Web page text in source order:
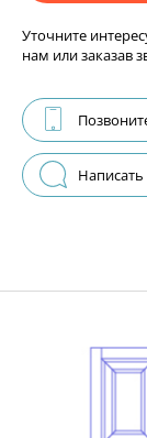
Уточните
нам или заказав